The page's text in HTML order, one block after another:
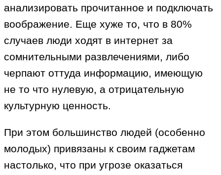
анализировать прочитанное и подключать
воображение. Еще хуже то, что в 80%
случаев люди ходят в интернет за
сомнительными развлечениями, либо
черпают оттуда информацию, имеющую
не то что нулевую, а отрицательную
культурную ценность.
При этом большинство людей (особенно
молодых) привязаны к своим гаджетам
настолько, что при угрозе оказаться